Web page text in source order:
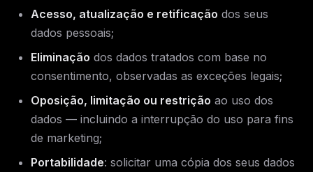
Acesso, atualização e retificação dos seus
dados pessoais;
Eliminação dos dados tratados com base no
consentimento, observadas as exceções legais;
Oposição, limitação ou restrição ao uso dos
dados — incluindo a interrupção do uso para fins
de marketing;
Portabilidade: solicitar uma cópia dos seus dados